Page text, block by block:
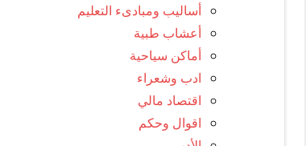
أساليب ومبادىء التعليم
أعشاب طبية
أماكن سياحية
ادب وشعراء
اقتصاد مالي
اقوال وحكم